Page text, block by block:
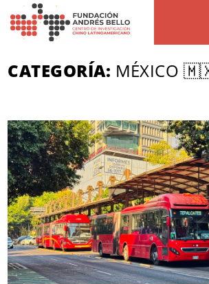
CATEGORÍA: MÉXICO